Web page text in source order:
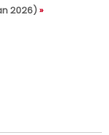
2026)